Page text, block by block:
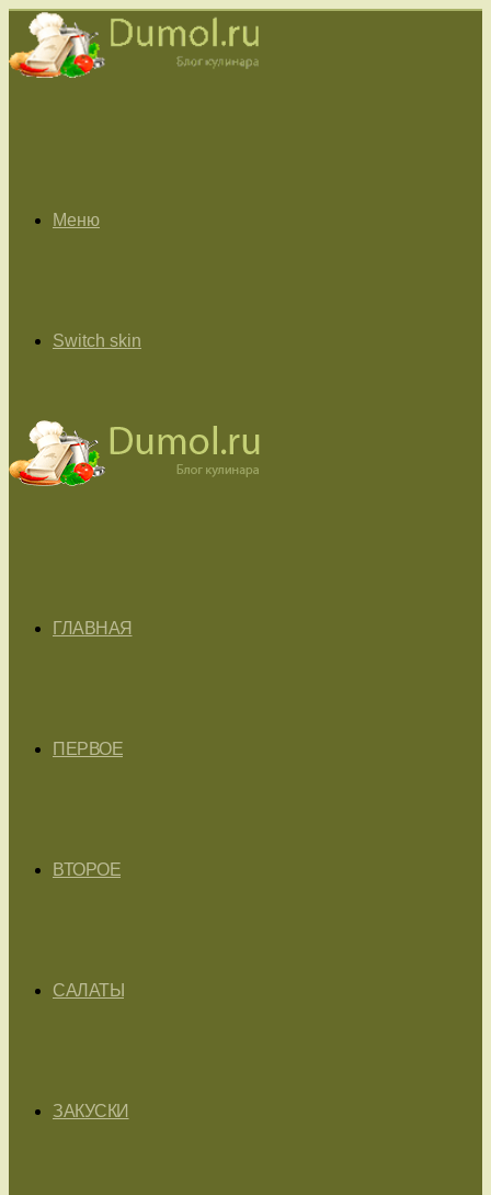
Меню
Switch skin
ГЛАВНАЯ
ПЕРВОЕ
ВТОРОЕ
САЛАТЫ
ЗАКУСКИ